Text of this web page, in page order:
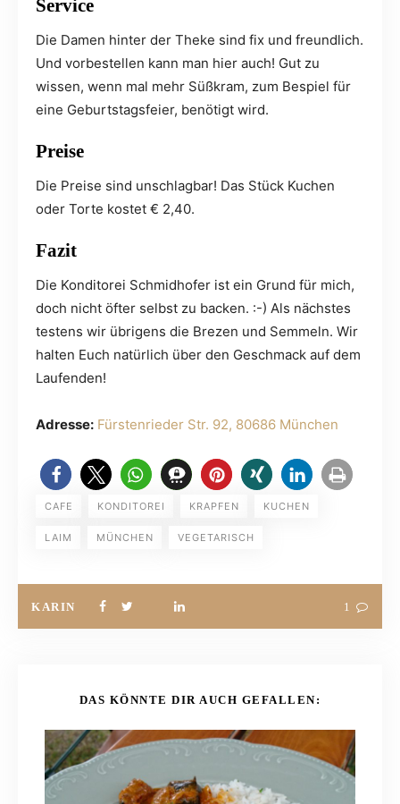
Service
Die Damen hinter der Theke sind fix und freundlich.
Und vorbestellen kann man hier auch! Gut zu
wissen, wenn mal mehr Süßkram, zum Bespiel für
eine Geburtstagsfeier, benötigt wird.
Preise
Die Preise sind unschlagbar! Das Stück Kuchen
oder Torte kostet € 2,40.
Fazit
Die Konditorei Schmidhofer ist ein Grund für mich,
doch nicht öfter selbst zu backen. :-) Als nächstes
testens wir übrigens die Brezen und Semmeln. Wir
halten Euch natürlich über den Geschmack auf dem
Laufenden!
Adresse: Fürstenrieder Str. 92, 80686 München
CAFE KONDITOREI KRAPFEN KUCHEN
LAIM MÜNCHEN VEGETARISCH
KARIN 1
DAS KÖNNTE DIR AUCH GEFALLEN: